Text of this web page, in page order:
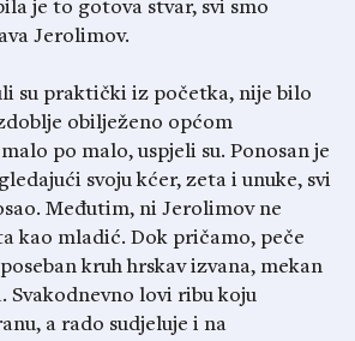
je to gotova stvar, svi smo
Jerolimov.
su praktički iz početka, nije bilo
obilježeno općom
po malo, uspjeli su. Ponosan je
svoju kćer, zeta i unuke, svi
Međutim, ni Jerolimov ne
kao mladić. Dok pričamo, peče
kruh hrskav izvana, mekan
Svakodnevno lovi ribu koju
a rado sudjeluje i na